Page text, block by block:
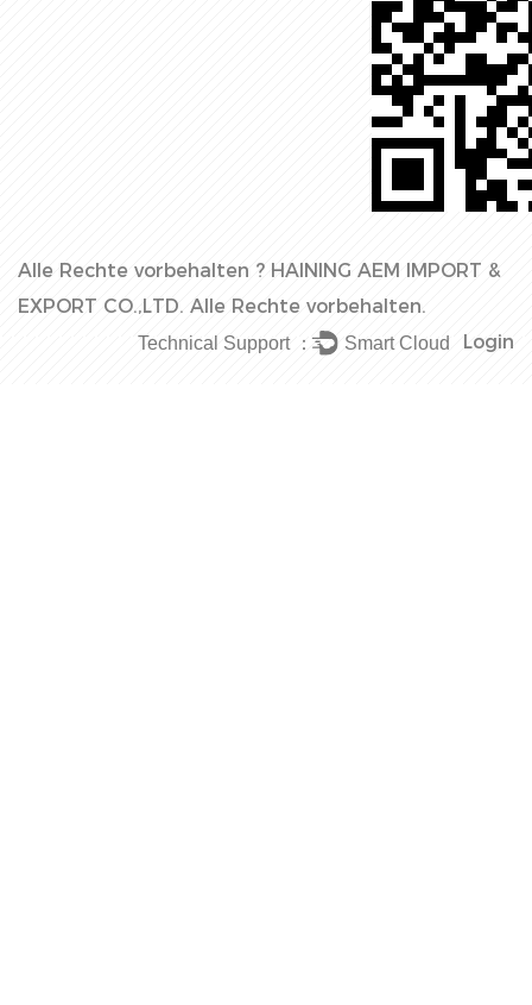
Alle Rechte vorbehalten ? HAINING AEM IMPORT &
EXPORT CO.,LTD. Alle Rechte vorbehalten.
Login
Technical Support ： Smart Cloud